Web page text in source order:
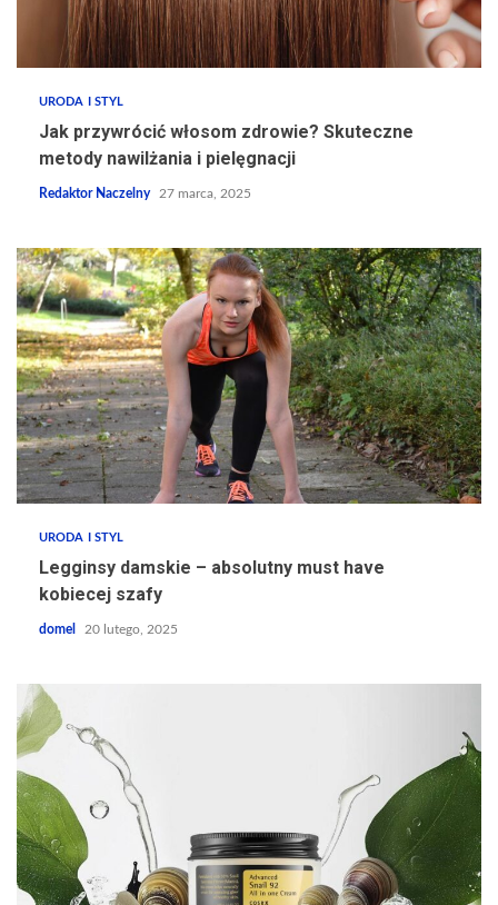
URODA I STYL
Jak przywrócić włosom zdrowie? Skuteczne
metody nawilżania i pielęgnacji
Redaktor Naczelny 27 marca, 2025
URODA I STYL
Legginsy damskie – absolutny must have
kobiecej szafy
domel 20 lutego, 2025